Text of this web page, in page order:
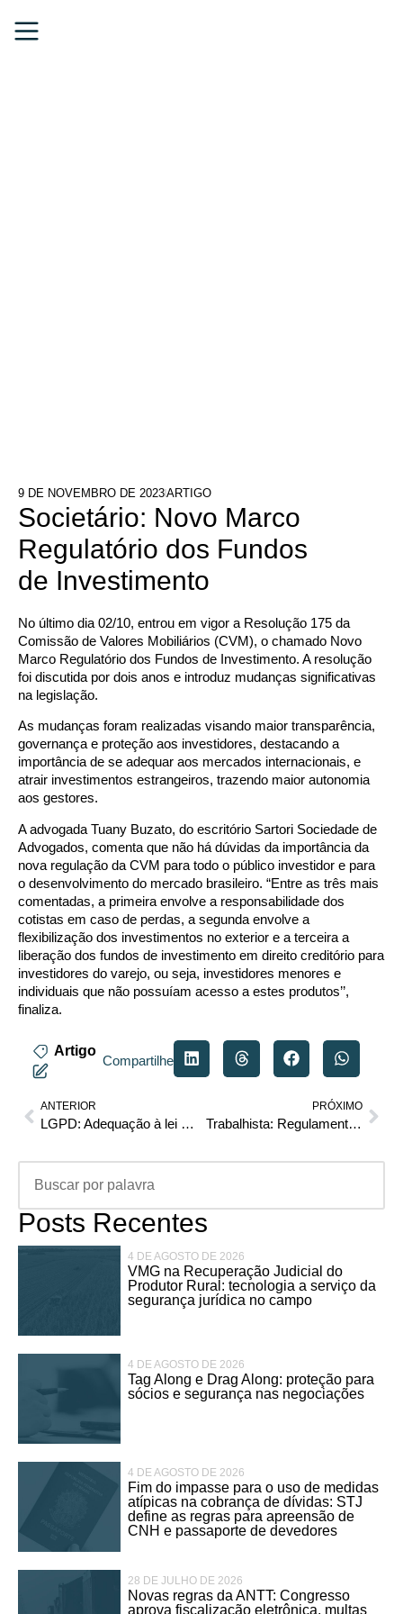
9 DE NOVEMBRO DE 2023ARTIGO
Societário: Novo Marco
Regulatório dos Fundos
de Investimento
No último dia 02/10, entrou em vigor a Resolução 175 da
Comissão de Valores Mobiliários (CVM), o chamado Novo
Marco Regulatório dos Fundos de Investimento. A resolução
foi discutida por dois anos e introduz mudanças significativas
na legislação.
As mudanças foram realizadas visando maior transparência,
governança e proteção aos investidores, destacando a
importância de se adequar aos mercados internacionais, e
atrair investimentos estrangeiros, trazendo maior autonomia
aos gestores.
A advogada Tuany Buzato, do escritório Sartori Sociedade de
Advogados, comenta que não há dúvidas da importância da
nova regulação da CVM para todo o público investidor e para
o desenvolvimento do mercado brasileiro. “Entre as três mais
comentadas, a primeira envolve a responsabilidade dos
cotistas em caso de perdas, a segunda envolve a
flexibilização dos investimentos no exterior e a terceira a
liberação dos fundos de investimento em direito creditório para
investidores do varejo, ou seja, investidores menores e
individuais que não possuíam acesso a estes produtos’’,
finaliza.
Artigo
Compartilhe
ANTERIOR
LGPD: Adequação à lei geral de proteção de dados – Obrigação e diferencial
PRÓXIMO
Trabalhista: Regulamentação da Lei da Igualdade Salarial
Posts Recentes
4 DE AGOSTO DE 2026
VMG na Recuperação Judicial do
Produtor Rural: tecnologia a serviço da
segurança jurídica no campo
4 DE AGOSTO DE 2026
Tag Along e Drag Along: proteção para
sócios e segurança nas negociações
4 DE AGOSTO DE 2026
Fim do impasse para o uso de medidas
atípicas na cobrança de dívidas: STJ
define as regras para apreensão de
CNH e passaporte de devedores
28 DE JULHO DE 2026
Novas regras da ANTT: Congresso
aprova fiscalização eletrônica, multas